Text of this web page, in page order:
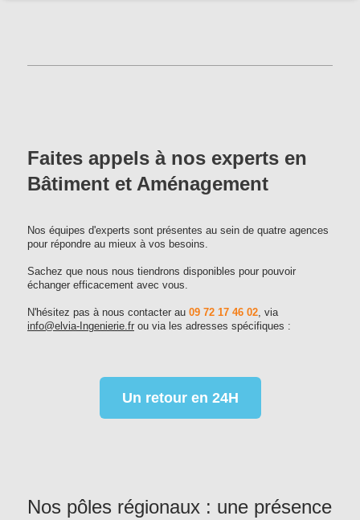
Faites appels à nos experts en
Bâtiment et Aménagement
Nos équipes d'experts sont présentes au sein de quatre agences
pour répondre au mieux à vos besoins.
Sachez que nous nous tiendrons disponibles pour pouvoir
échanger efficacement avec vous.
N'hésitez pas à nous contacter au 09 72 17 46 02, via
info@elvia-Ingenierie.fr ou via les adresses spécifiques :
Un retour en 24H
Nos pôles régionaux : une présence